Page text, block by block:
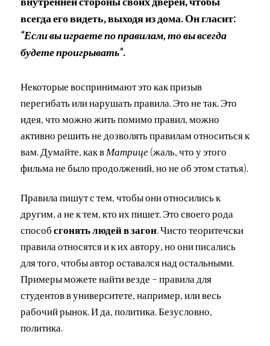
всегда его видеть, выходя из дома. Он гласит:
“Если вы играете по правилам, то вы всегда
будете проигрывать”.
Некоторые воспринимают это как призыв
перегибать или нарушать правила. Это не так. Это
идея, что можно жить помимо правил, можно
активно решить не дозволять правилам относиться к
вам. Думайте, как вМатрице(жаль, что у этого
фильма не было продолжений, но не об этом статья).
Правила пишут с тем, чтобы они относились к
другим, а не к тем, кто их пишет. Это своего рода
способсгонять людей в загон. Чисто теоритечски
правила относятся и к их автору, но они писались
для того, чтобы автор оставался над остальными.
Примеры можете найти везде – правила для
студентов в университете, например, или весь
рабочий рынок. И да, политика. Безусловно,
политика.